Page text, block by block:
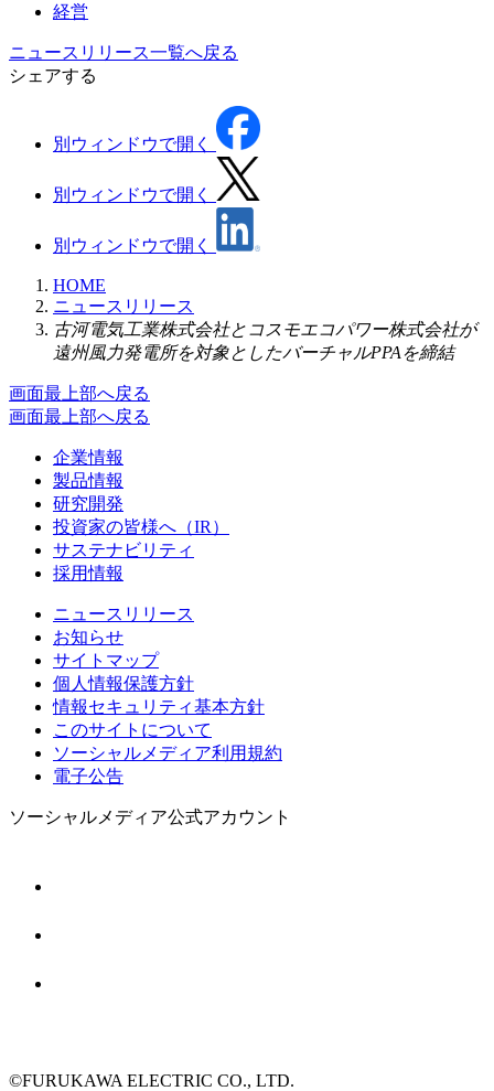
経営
ニュースリリース一覧へ戻る
シェアする
別ウィンドウで開く
別ウィンドウで開く
別ウィンドウで開く
HOME
ニュースリリース
古河電気工業株式会社とコスモエコパワー株式会社が
遠州風力発電所を対象としたバーチャルPPAを締結
画面最上部へ戻る
画面最上部へ戻る
企業情報
製品情報
研究開発
投資家の皆様へ（IR）
サステナビリティ
採用情報
ニュースリリース
お知らせ
サイトマップ
個人情報保護方針
情報セキュリティ基本方針
このサイトについて
ソーシャルメディア利用規約
電子公告
ソーシャルメディア公式アカウント
©FURUKAWA ELECTRIC CO., LTD.